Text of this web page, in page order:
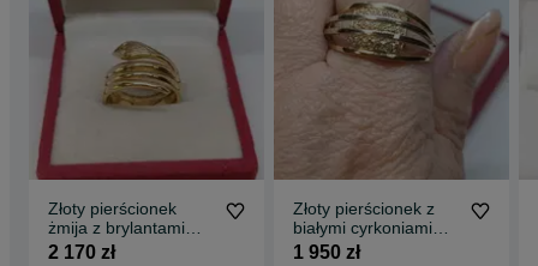
Złoty pierścionek
żmija z brylantami
roz.13 złoto próby
2 170 zł
Złoty pierścionek z
białymi cyrkoniami
roz.21 złoto próby
1 950 zł